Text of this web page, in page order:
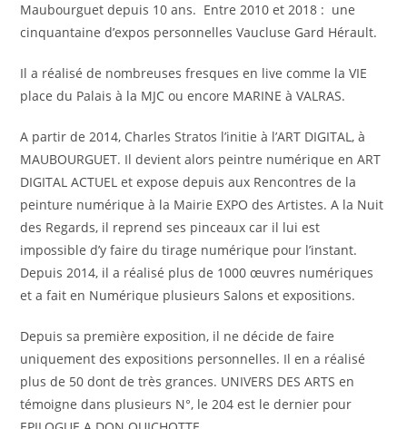
Maubourguet depuis 10 ans. Entre 2010 et 2018 : une
cinquantaine d’expos personnelles Vaucluse Gard Hérault.
Il a réalisé de nombreuses fresques en live comme la VIE
place du Palais à la MJC ou encore MARINE à VALRAS.
A partir de 2014, Charles Stratos l’initie à l’ART DIGITAL, à
MAUBOURGUET. Il devient alors peintre numérique en ART
DIGITAL ACTUEL et expose depuis aux Rencontres de la
peinture numérique à la Mairie EXPO des Artistes. A la Nuit
des Regards, il reprend ses pinceaux car il lui est
impossible d’y faire du tirage numérique pour l’instant.
Depuis 2014, il a réalisé plus de 1000 œuvres numériques
et a fait en Numérique plusieurs Salons et expositions.
Depuis sa première exposition, il ne décide de faire
uniquement des expositions personnelles. Il en a réalisé
plus de 50 dont de très grances. UNIVERS DES ARTS en
témoigne dans plusieurs N°, le 204 est le dernier pour